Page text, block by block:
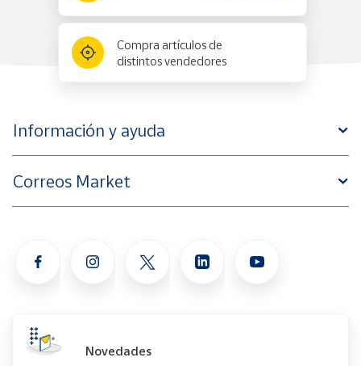
Compra artículos de
distintos vendedores
Información y ayuda
Correos Market
Novedades